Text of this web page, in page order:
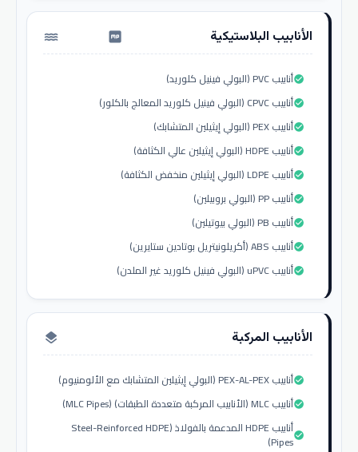
الأنابيب البلاستيكية water_pump
أنابيب PVC (البولي فينيل كلوريد)check_circle
أنابيب CPVC (البولي فينيل كلوريد المعالج بالكلور)check_circle
أنابيب PEX (البولي إيثيلين المتشابك)check_circle
أنابيب HDPE (البولي إيثيلين عالي الكثافة)check_circle
أنابيب LDPE (البولي إيثيلين منخفض الكثافة)check_circle
أنابيب PP (البولي بروبيلين)check_circle
أنابيب PB (البولي بيوتيلين)check_circle
أنابيب ABS (أكريلونيتريل بوتادين ستايرين)check_circle
أنابيب uPVC (البولي فينيل كلوريد غير الملدن)check_circle
الأنابيب المركبة layers
أنابيب PEX-AL-PEX (البولي إيثيلين المتشابك مع الألومنيوم)check_circle
أنابيب MLC (الأنابيب المركبة متعددة الطبقات) (MLC Pipes)check_circle
أنابيب HDPE المدعمة بالفولاذ (Steel-Reinforced HDPE
Pipes)check_circle